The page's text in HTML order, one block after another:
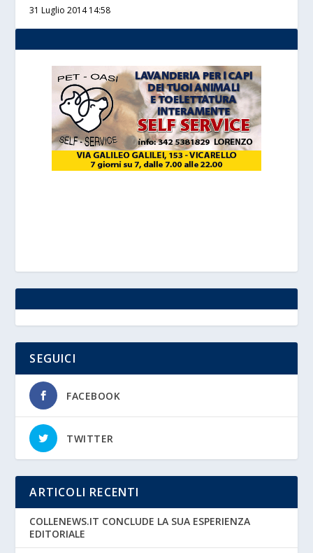
31 Luglio 2014 14:58
SEGUICI
FACEBOOK
TWITTER
ARTICOLI RECENTI
COLLENEWS.IT CONCLUDE LA SUA ESPERIENZA
EDITORIALE